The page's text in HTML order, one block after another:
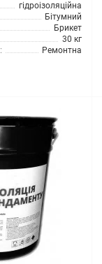
гідроізоляційна
Бітумний
Брикет
30 кг
Ремонтна